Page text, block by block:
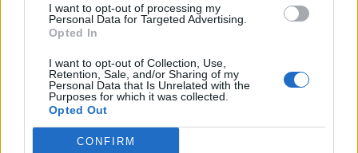
I want to opt-out of processing my
Personal Data for Targeted Advertising.
Opted In
I want to opt-out of Collection, Use,
Retention, Sale, and/or Sharing of my
Personal Data that Is Unrelated with the
Purposes for which it was collected.
Opted Out
CONFIRM
B C D E F G H I K
Z #